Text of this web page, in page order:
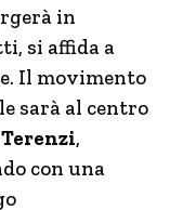
in
si affida a
Il movimento
sarà al centro
,
con una